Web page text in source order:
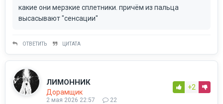
какие они мерзкие сплетники. причём из пальца
высасывают "сенсации"
ОТВЕТИТЬ ЦИТАТА
ЛИМОННИК
Дорамщик
2 мая 2026 22:57 22
+2